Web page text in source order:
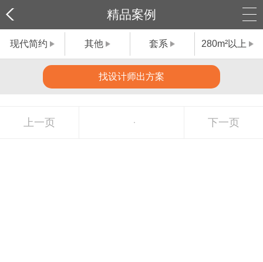
精品案例
现代简约 其他 套系 280m²以上
找设计师出方案
上一页 下一页